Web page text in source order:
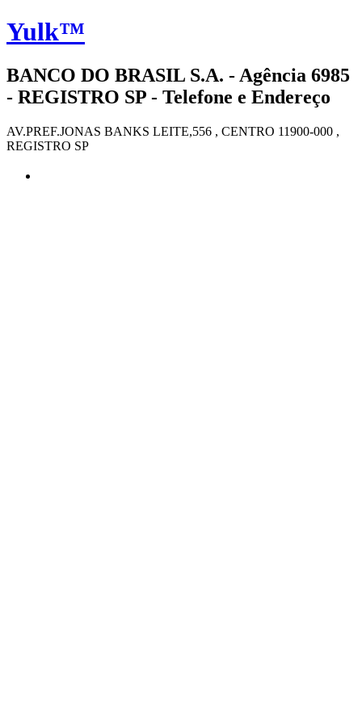
Yulk™
BANCO DO BRASIL S.A. - Agência 6985
- REGISTRO SP - Telefone e Endereço
AV.PREF.JONAS BANKS LEITE,556 , CENTRO 11900-000 ,
REGISTRO SP